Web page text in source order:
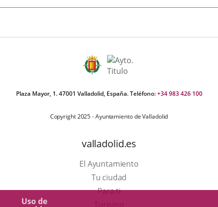
Uso de
Plaza Mayor, 1. 47001 Valladolid, España. Teléfono:+34 983 426 100
Copyright 2025 - Ayuntamiento de Valladolid
valladolid.es
El Ayuntamiento
Tu ciudad
Para ti